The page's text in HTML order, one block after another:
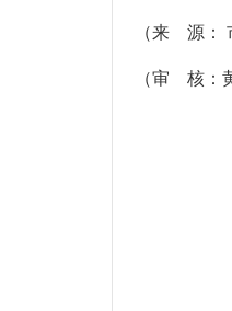
（来 源：
（审 核：